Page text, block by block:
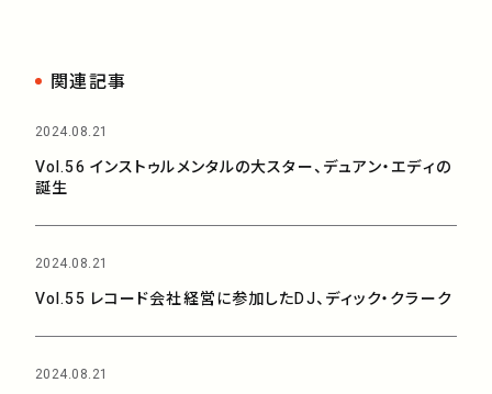
関連記事
2024.08.21
Vol.56 インストゥルメンタルの大スター、デュアン・エディの
誕生
2024.08.21
Vol.55 レコード会社経営に参加したDJ、ディック・クラーク
2024.08.21